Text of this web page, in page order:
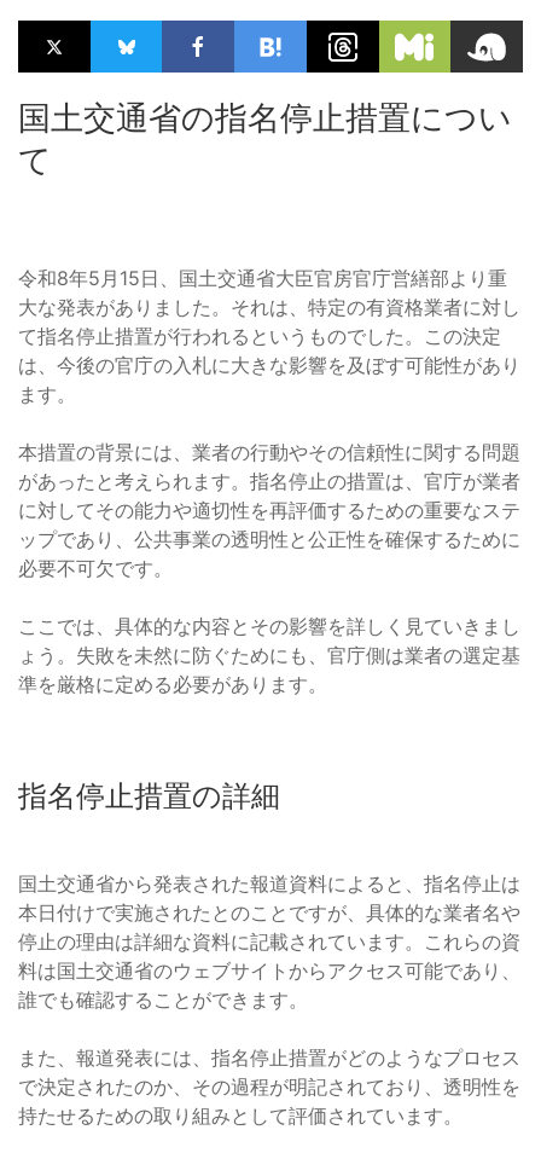
国土交通省の指名停止措置につい
て
令和8年5月15日、国土交通省大臣官房官庁営繕部より重
大な発表がありました。それは、特定の有資格業者に対し
て指名停止措置が行われるというものでした。この決定
は、今後の官庁の入札に大きな影響を及ぼす可能性があり
ます。
本措置の背景には、業者の行動やその信頼性に関する問題
があったと考えられます。指名停止の措置は、官庁が業者
に対してその能力や適切性を再評価するための重要なステ
ップであり、公共事業の透明性と公正性を確保するために
必要不可欠です。
ここでは、具体的な内容とその影響を詳しく見ていきまし
ょう。失敗を未然に防ぐためにも、官庁側は業者の選定基
準を厳格に定める必要があります。
指名停止措置の詳細
国土交通省から発表された報道資料によると、指名停止は
本日付けで実施されたとのことですが、具体的な業者名や
停止の理由は詳細な資料に記載されています。これらの資
料は国土交通省のウェブサイトからアクセス可能であり、
誰でも確認することができます。
また、報道発表には、指名停止措置がどのようなプロセス
で決定されたのか、その過程が明記されており、透明性を
持たせるための取り組みとして評価されています。